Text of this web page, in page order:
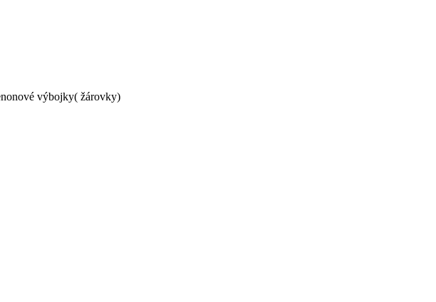
výbojky( žárovky)